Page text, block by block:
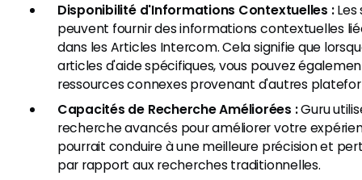
Disponibilité d'Informations Contextuelles :Les
peuvent fournir des informations contextuelles
dans les Articles Intercom. Cela signifie que
articles d'aide spécifiques, vous pouvez
ressources connexes provenant d'autres
Capacités de Recherche Améliorées :Guru
recherche avancés pour améliorer votre
pourrait conduire à une meilleure précision et
par rapport aux recherches traditionnelles.